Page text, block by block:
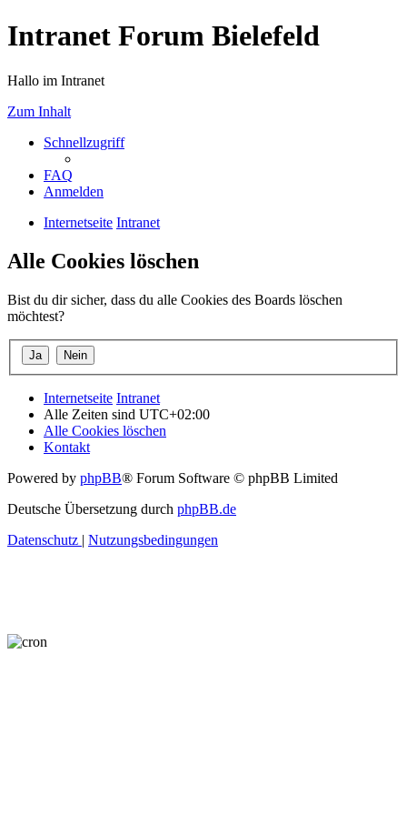
Intranet Forum Bielefeld
Hallo im Intranet
Zum Inhalt
Schnellzugriff
FAQ
Anmelden
Internetseite Intranet
Alle Cookies löschen
Bist du dir sicher, dass du alle Cookies des Boards löschen
möchtest?
Internetseite Intranet
Alle Zeiten sind UTC+02:00
Alle Cookies löschen
Kontakt
Powered by phpBB® Forum Software © phpBB Limited
Deutsche Übersetzung durch phpBB.de
Datenschutz | Nutzungsbedingungen